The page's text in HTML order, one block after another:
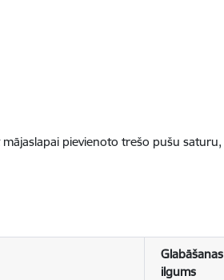
pievienoto trešo pušu saturu,
Glabāšanas
ilgums